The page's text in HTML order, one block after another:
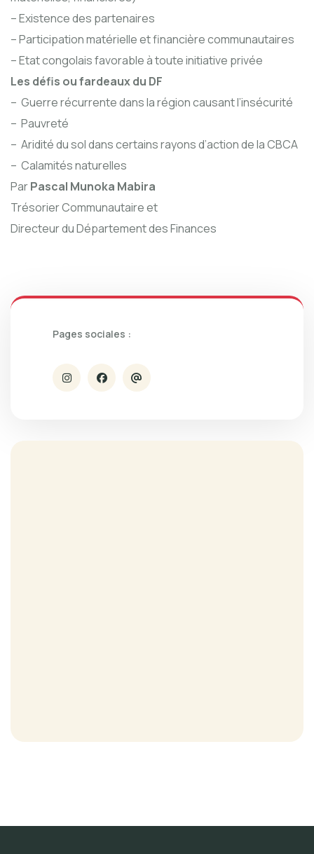
– Existence des partenaires
– Participation matérielle et financière communautaires
– Etat congolais favorable à toute initiative privée
Les défis ou fardeaux du DF
– Guerre récurrente dans la région causant l’insécurité
– Pauvreté
– Aridité du sol dans certains rayons d’action de la CBCA
– Calamités naturelles
ParPascal Munoka Mabira
Trésorier Communautaire et
Directeur du Département des Finances
Pages sociales :